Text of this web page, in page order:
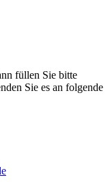
füllen Sie bitte
Sie es an folgende